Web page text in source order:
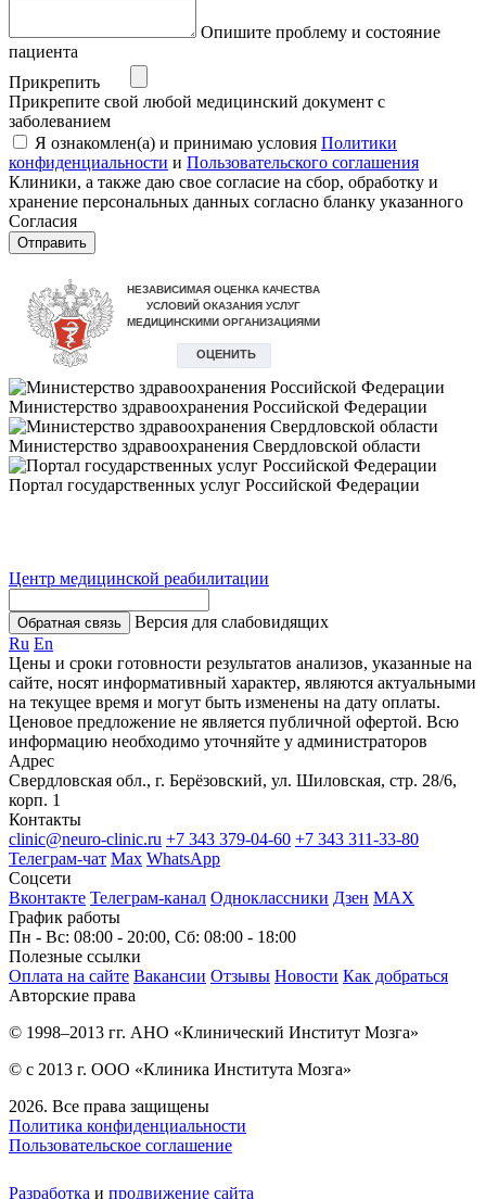
Опишите проблему и состояние
пациента
Прикрепить
Прикрепите свой любой медицинский документ с
заболеванием
Я ознакомлен(а) и принимаю условия Политики
конфиденциальности и Пользовательского соглашения
Клиники, а также даю свое согласие на сбор, обработку и
хранение персональных данных согласно бланку указанного
Согласия
Отправить
Министерство здравоохранения Российской Федерации
Министерство здравоохранения Свердловской области
Портал государственных услуг Российской Федерации
Центр медицинской реабилитации
Обратная связь
Версия для слабовидящих
Ru En
Цены и сроки готовности результатов анализов, указанные на
сайте, носят информативный характер, являются актуальными
на текущее время и могут быть изменены на дату оплаты.
Ценовое предложение не является публичной офертой. Всю
информацию необходимо уточняйте у администраторов
Адрес
Свердловская обл., г. Берёзовский, ул. Шиловская, стр. 28/6,
корп. 1
Контакты
clinic@neuro-clinic.ru +7 343 379-04-60 +7 343 311-33-80
Телеграм-чат Max WhatsApp
Соцсети
Вконтакте Телеграм-канал Одноклассники Дзен МАХ
График работы
Пн - Вс: 08:00 - 20:00, Сб: 08:00 - 18:00
Полезные ссылки
Оплата на сайте Вакансии Отзывы Новости Как добраться
Авторские права
© 1998–2013 гг. АНО «Клинический Институт Мозга»
© с 2013 г. ООО «Клиника Института Мозга»
2026. Все права защищены
Политика конфиденциальности
Пользовательское соглашение
Разработка и продвижение сайта